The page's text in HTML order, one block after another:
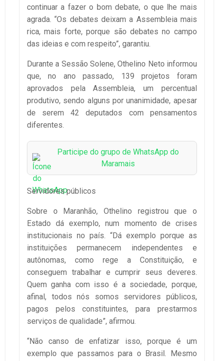
continuar a fazer o bom debate, o que lhe mais
agrada. “Os debates deixam a Assembleia mais
rica, mais forte, porque são debates no campo
das ideias e com respeito”, garantiu.
Durante a Sessão Solene, Othelino Neto informou
que, no ano passado, 139 projetos foram
aprovados pela Assembleia, um percentual
produtivo, sendo alguns por unanimidade, apesar
de serem 42 deputados com pensamentos
diferentes.
Participe do grupo de WhatsApp do
Maramais
Servidores públicos
Sobre o Maranhão, Othelino registrou que o
Estado dá exemplo, num momento de crises
institucionais no país. “Dá exemplo porque as
instituições permanecem independentes e
autônomas, como rege a Constituição, e
conseguem trabalhar e cumprir seus deveres.
Quem ganha com isso é a sociedade, porque,
afinal, todos nós somos servidores públicos,
pagos pelos constituintes, para prestarmos
serviços de qualidade”, afirmou.
“Não canso de enfatizar isso, porque é um
exemplo que passamos para o Brasil. Mesmo